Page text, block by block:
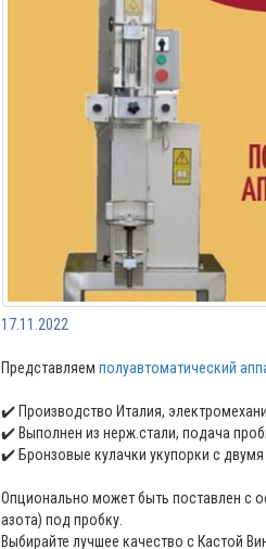
17.11.2022
Представляем полуавтоматический
✔️ Производство Италия,
✔️ Выполнен из нерж.стали, подача
✔️ Бронзовые кулачки укупорки с
Опционально может быть поставлен с
азота) под пробку.
Выбирайте лучшее качество с Кастой